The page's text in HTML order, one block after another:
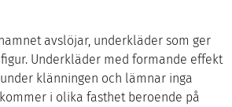
avslöjar, underkläder som ger
Underkläder med formande effekt
klänningen och lämnar inga
i olika fasthet beroende på